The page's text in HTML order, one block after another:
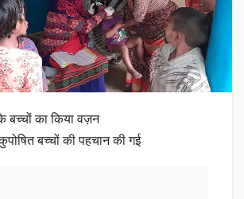
का किया वज़न
बच्चों की पहचान की गई